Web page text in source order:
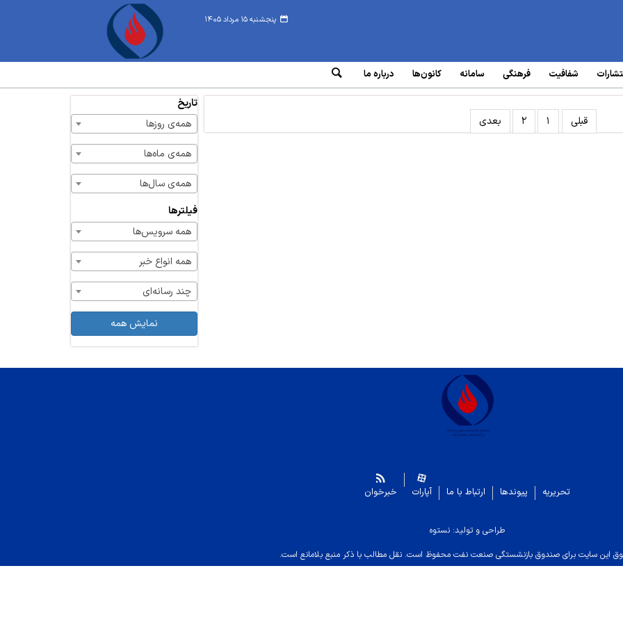
پنجشنبه ۱۵ مرداد ۱۴۰۵
شفافیت فرهنگی سامانه‌ کانون‌ها درباره ما
قبلی
۱ ۲ بعدی
تاریخ
همه‌ی روزها
همه‌ی ماه‌ها
همه‌ی سال‌ها
فیلترها
همه سرویس‌ها
همه انواع خبر
چند رسانه‌ای
نمایش همه
تحریریه پیوندها ارتباط با ما آپارات خبرخوان
طراحی و تولید: نستوه
این سایت برای صندوق بازنشستگی صنعت نفت محفوظ است. نقل مطالب با ذکر منبع بلامانع است.